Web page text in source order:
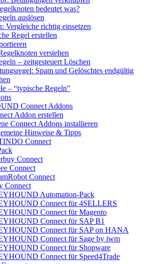
bedeutet was?
auslösen
Vergleiche richtig einsetzen
Regel erstellen
verstehen
– zeitgesteuert Löschen
Spam und Gelöschtes endgültig
– “typische Regeln”
Connect Addons
Addon erstellen
Connect Addons installieren
Hinweise & Tipps
Connect
Connect
Connect
Connect
Connect
Automation-Pack
Connect für 4SELLERS
Connect für Magento
Connect für SAP B1
Connect für SAP on HANA
Connect für Sage by iwm
Connect für Shopware
Connect für Speed4Trade